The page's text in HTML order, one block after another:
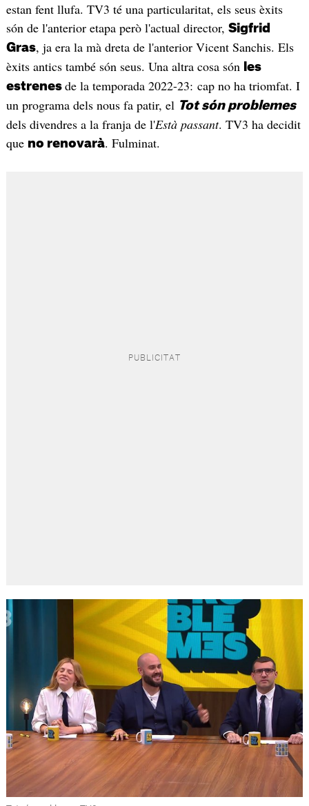
estan fent llufa. TV3 té una particularitat, els seus èxits
són de l'anterior etapa però l'actual director, Sigfrid
Gras, ja era la mà dreta de l'anterior Vicent Sanchis. Els
èxits antics també són seus. Una altra cosa són les
estrenes de la temporada 2022-23: cap no ha triomfat. I
un programa dels nous fa patir, el Tot són problemes
dels divendres a la franja de l'Està passant. TV3 ha decidit
que no renovarà. Fulminat.